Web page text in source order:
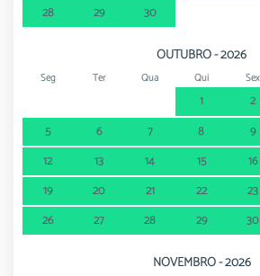
28
29 30
OUTUBRO - 2026
Seg Ter Qua Qui Sex
1 2
5
6 7 8 9
12
13 14 15 16
19
20 21 22 23
26
27 28 29 30
NOVEMBRO - 2026